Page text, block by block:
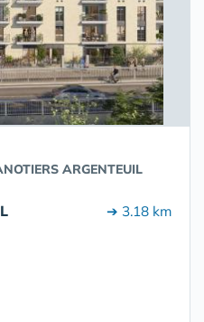
ARGENTEUIL
➔ 3.18 km